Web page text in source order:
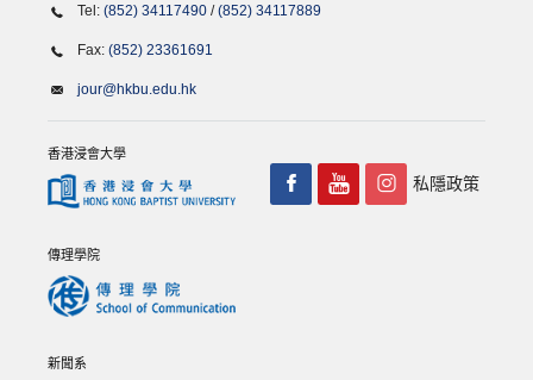
Tel: (852) 34117490 /(852) 34117889
Fax: (852) 23361691
jour@hkbu.edu.hk
香港浸會大學
傳理學院
新聞系
私隱政策